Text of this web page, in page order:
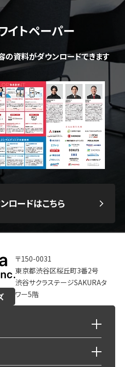
イトペーパー
の資料がダウンロードできます
ロードはこちら
〒150-0031
東京都渋谷区桜丘町3番2号
渋谷サクラステージSAKURAタ
ワー5階